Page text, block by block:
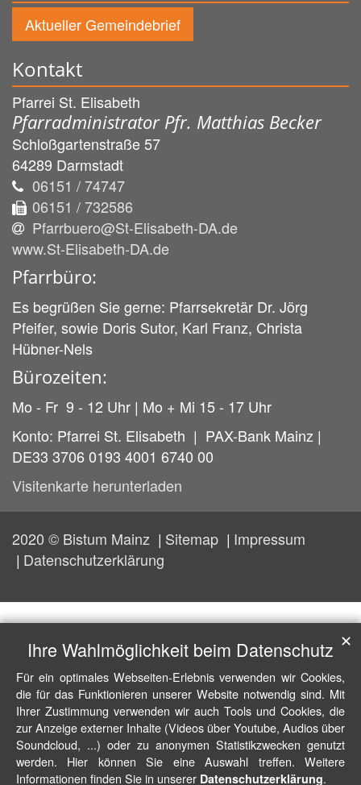
Aktueller Gemeindebrief
Kontakt
Pfarrei St. Elisabeth
Pfarradministrator Pfr. Matthias Becker
Schloßgartenstraße 57
64289 Darmstadt
06151 / 74747
06151 / 732586
Pfarrbuero@St-Elisabeth-DA.de
www.St-Elisabeth-DA.de
Pfarrbüro:
Es begrüßen Sie gerne: Pfarrsekretär Dr. Jörg
Pfeifer, sowie Doris Sutor, Karl Franz, Christa
Hübner-Nels
Bürozeiten:
Mo - Fr 9 - 12 Uhr | Mo + Mi 15 - 17 Uhr
Konto: Pfarrei St. Elisabeth | PAX-Bank Mainz |
DE33 3706 0193 4001 6740 00
Visitenkarte herunterladen
2020 © Bistum Mainz Sitemap
Impressum
Datenschutzerklärung
Ihre Wahlmöglichkeit beim Datenschutz
Für ein optimales Webseiten-Erlebnis verwenden wir Cookies,
die für das Funktionieren unserer Website notwendig sind. Mit
Ihrer Zustimmung verwenden wir auch Tools und Cookies, die
zur Anzeige externer Inhalte (Videos über Youtube, Audios über
Soundcloud, ...) oder zu anonymen Statistikzwecken genutzt
werden. Hier können Sie eine Auswahl treffen. Weitere
Informationen finden Sie in unserer Datenschutzerklärung.
✕